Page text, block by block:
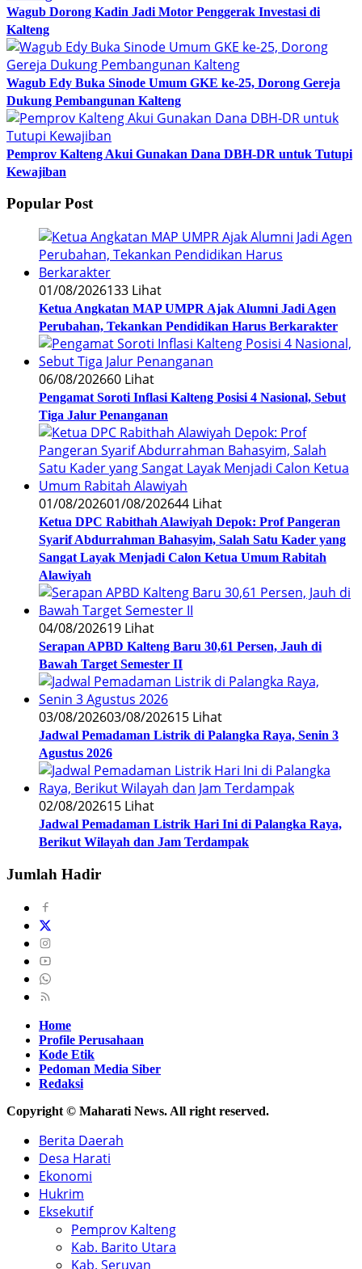
Wagub Dorong Kadin Jadi Motor Penggerak Investasi di
Kalteng
Wagub Edy Buka Sinode Umum GKE ke-25, Dorong Gereja
Dukung Pembangunan Kalteng
Pemprov Kalteng Akui Gunakan Dana DBH-DR untuk Tutupi
Kewajiban
Popular Post
01/08/2026133 Lihat
Ketua Angkatan MAP UMPR Ajak Alumni Jadi Agen
Perubahan, Tekankan Pendidikan Harus Berkarakter
06/08/202660 Lihat
Pengamat Soroti Inflasi Kalteng Posisi 4 Nasional, Sebut
Tiga Jalur Penanganan
01/08/202601/08/202644 Lihat
Ketua DPC Rabithah Alawiyah Depok: Prof Pangeran
Syarif Abdurrahman Bahasyim, Salah Satu Kader yang
Sangat Layak Menjadi Calon Ketua Umum Rabitah
Alawiyah
04/08/202619 Lihat
Serapan APBD Kalteng Baru 30,61 Persen, Jauh di
Bawah Target Semester II
03/08/202603/08/202615 Lihat
Jadwal Pemadaman Listrik di Palangka Raya, Senin 3
Agustus 2026
02/08/202615 Lihat
Jadwal Pemadaman Listrik Hari Ini di Palangka Raya,
Berikut Wilayah dan Jam Terdampak
Jumlah Hadir
Home
Profile Perusahaan
Kode Etik
Pedoman Media Siber
Redaksi
Copyright © Maharati News. All right reserved.
Berita Daerah
Desa Harati
Ekonomi
Hukrim
Eksekutif
Pemprov Kalteng
Kab. Barito Utara
Kab. Seruyan